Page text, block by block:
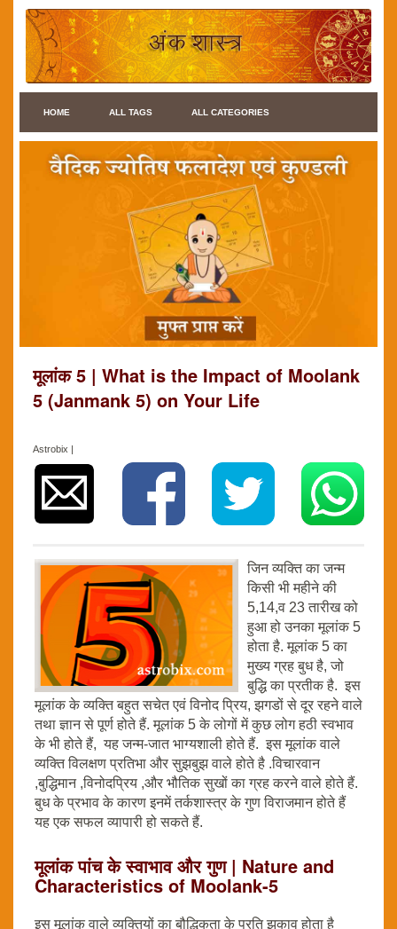
HOME ALL TAGS ALL CATEGORIES
मूलांक 5 | What is the Impact of Moolank
5 (Janmank 5) on Your Life
Astrobix |
जिन व्यक्ति का जन्म
किसी भी महीने की
5,14,व 23 तारीख को
हुआ हो उनका मूलांक 5
होता है. मूलांक 5 का
मुख्य ग्रह बुध है, जो
बुद्धि का प्रतीक है. इस
मूलांक के व्यक्ति बहुत सचेत एवं विनोद प्रिय, झगडों से दूर रहने वाले
तथा ज्ञान से पूर्ण होते हैं. मूलांक 5 के लोगों में कुछ लोग हठी स्वभाव
के भी होते हैं, यह जन्म-जात भाग्यशाली होते हैं. इस मूलांक वाले
व्यक्ति विलक्षण प्रतिभा और सुझबुझ वाले होते है .विचारवान
,बुद्धिमान ,विनोदप्रिय ,और भौतिक सुखों का ग्रह करने वाले होते हैं.
बुध के प्रभाव के कारण इनमें तर्कशास्त्र के गुण विराजमान होते हैं
यह एक सफल व्यापारी हो सकते हैं.
मूलांक पांच के स्वाभाव और गुण | Nature and
Characteristics of Moolank-5
इस मूलांक वाले व्यक्तियों का बौद्धिकता के प्रति झुकाव होता है